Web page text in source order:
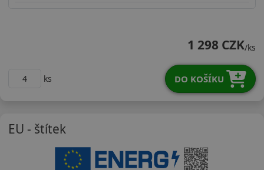
1 298 CZK/ks
ks DO KOŠÍKU
EU - štítek